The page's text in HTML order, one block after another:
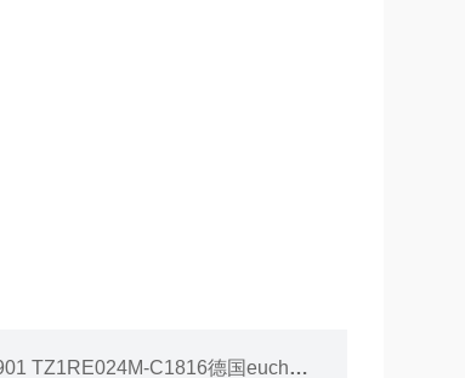
TZ1RE024M-C1816德国euchner安士能安全开关